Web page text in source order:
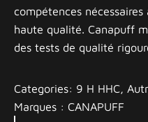
compétences
haute qualité. Canapuff
des tests de qualité
Categories: 9 H HHC
Marques : CANAPUFF